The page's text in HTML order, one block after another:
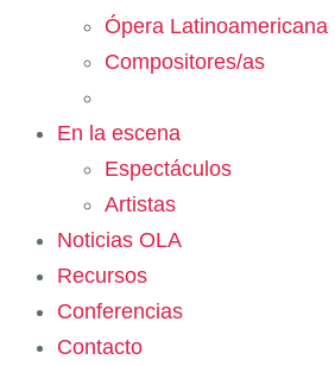
Ópera Latinoamericana
Compositores/as
En la escena
Espectáculos
Artistas
Noticias OLA
Recursos
Conferencias
Contacto